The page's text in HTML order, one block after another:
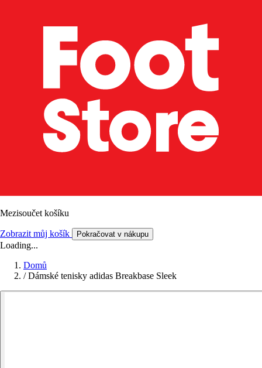
Mezisoučet košíku
Zobrazit můj košík Pokračovat v nákupu
Loading...
Domů
/ Dámské tenisky adidas Breakbase Sleek